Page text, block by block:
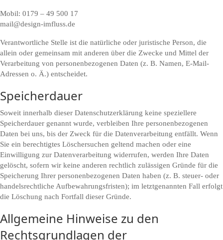
Mobil: 0179 – 49 500 17
mail@design-imfluss.de
Verantwortliche Stelle ist die natürliche oder juristische Person, die
allein oder gemeinsam mit anderen über die Zwecke und Mittel der
Verarbeitung von personenbezogenen Daten (z. B. Namen, E-Mail-
Adressen o. Ä.) entscheidet.
Speicherdauer
Soweit innerhalb dieser Datenschutzerklärung keine speziellere
Speicherdauer genannt wurde, verbleiben Ihre personenbezogenen
Daten bei uns, bis der Zweck für die Datenverarbeitung entfällt. Wenn
Sie ein berechtigtes Löschersuchen geltend machen oder eine
Einwilligung zur Datenverarbeitung widerrufen, werden Ihre Daten
gelöscht, sofern wir keine anderen rechtlich zulässigen Gründe für die
Speicherung Ihrer personenbezogenen Daten haben (z. B. steuer- oder
handelsrechtliche Aufbewahrungsfristen); im letztgenannten Fall erfolgt
die Löschung nach Fortfall dieser Gründe.
Allgemeine Hinweise zu den
Rechtsgrundlagen der